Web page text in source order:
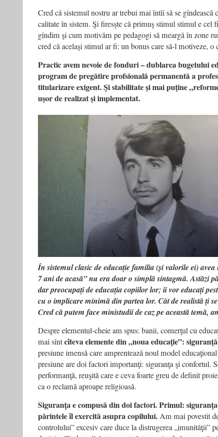
Cred că sistemul nostru ar trebui mai întîi să se gîndească
calitate în sistem. Şi firesşte că primuş stimul stimul e cel
gîndim şi cum motivăm pe pedagogi să meargă în zone
cred că acelaşi stimul ar fi: un bonus care să-l motiveze, o
Practic avem nevoie de fonduri – dublarea bugetului
program de pregătire profsională permanentă a
titularizare exigent. Şi stabilitate şi mai puţine
uşor de realizat şi implementat.
În sistemul clasic de educație familia (și valorile ei)
7 ani de acasă” nu era doar o simplă sintagmă. Astăzi
dar preocupați de educația copiilor lor; îi vor educați
cu o implicare minimă din partea lor. Cât de realistă ți
Cred că putem face ministudii de caz pe această temă,
Despre elementul-cheie am spus: banii, comerţul cu
mai sîntcîteva elemente din „noua educaţie”:
presiune imensă care amprentează noul model
presiune are doi factori importanţi: siguranţa şi confortul.
performanţă, reuşită care e ceva foarte greu de definit
ca o reclamă aproape religioasă.
Siguranţa e compusă din doi factori. Primul:
părintele îl exercită asupra copilului.Am mai povestit
controlului” excesiv care duce la distrugerea „imunităţii”